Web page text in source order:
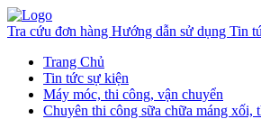
Tra cứu đơn hàng Hướng dẫn sử dụng Tin
Trang Chủ
Tin tức sự kiện
Máy móc, thi công, vận chuyển
Chuyên thi công sữa chữa máng xối,